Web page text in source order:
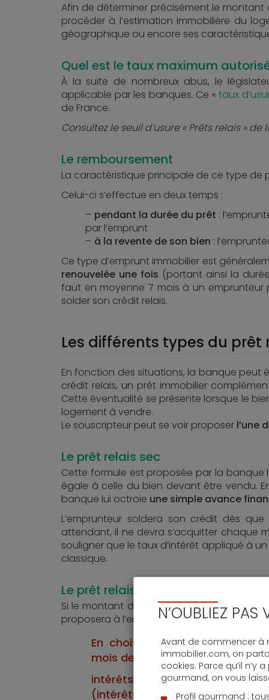
Afin de déterminer précisément le
procéder à l’estimation immobilière du
géographique ou encore ses
Quel est le taux maximum
À la suite de nombreux abus, le
applicable par les banques. Ce « taux
de France.
Consultez le seuil d’usure « Prêts relais »
Le remboursement
La caractéristique principale de ce type de
Celui-ci s’effectue en deux temps :
pendant la durée du prêt :
par l’emprunt
à la revente de son bien :
Ce type d’emprunt immobilier est
renouvelée une fois (portant ainsi la
faut en moyenne 7 mois à un
solder son crédit relais.
Les différents types du prêt
En fonction des situations, la banque peut
crédit relais, un prêt immobilier
Cette éventualité se présente lorsque le
logement à vendre.
Le souscripteur peut se voir proposer l’une
Le prêt relais sec
Cette formule est proposée par la banque
égale à celle du bien devant être vendu.
banque lui octroie une simple avance
L’emprunteur soldera son crédit dès
attendant, il ne devra s’acquitter chaque
souligner que le taux d’intérêt appliqué à
classique.
Le prêt relais « associé » ou «
Si le montant d’un prêt relais ne suffit pas
proposera à l’emprunteur de combler la
En choisissant cette formule,
mois des :
intérêts du prêt relais +
(intérêt + capital)
N’OUBLIEZ
Avant de commencer à
immobilier.com, on
cookies. Parce qu’il n’y
gourmand, on vous
Profil gourmand :